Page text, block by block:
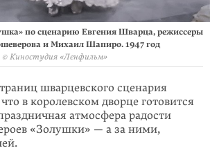
по сценарию Евгения Шварца, режиссеры
и Михаил Шапиро. 1947 год
© Киностудия «Ленфильм»
шварцевского сценария
в коро­лев­­ском дворце готовится
атмосфера радости
«Золушки» — а за ними,